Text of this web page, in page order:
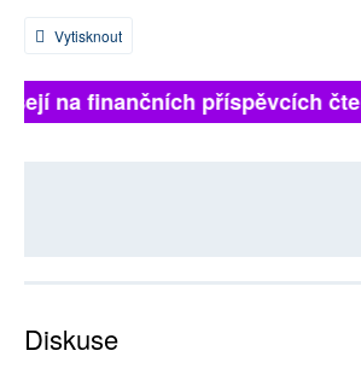
Vytisknout
na finančních příspěvcích
Diskuse